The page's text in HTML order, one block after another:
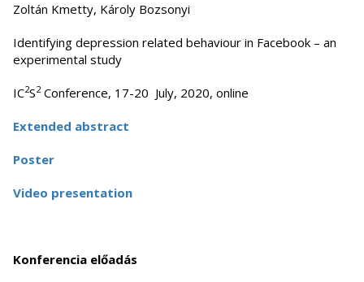
Zoltán Kmetty, Károly Bozsonyi
Identifying depression related behaviour in Facebook – an
experimental study
IC2S2Conference, 17-20 July, 2020, online
Extended abstract
Poster
Video presentation
Konferencia előadás